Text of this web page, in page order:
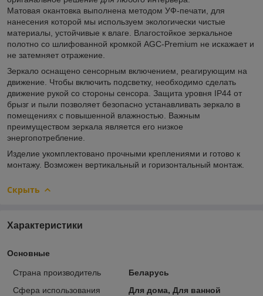
Матовая окантовка выполнена методом УФ-печати, для
нанесения которой мы используем экологически чистые
материалы, устойчивые к влаге. Влагостойкое зеркальное
полотно со шлифованной кромкой AGC-Premium не искажает и
не затемняет отражение.
Зеркало оснащено сенсорным включением, реагирующим на
движение. Чтобы включить подсветку, необходимо сделать
движение рукой со стороны сенсора. Защита уровня IP44 от
брызг и пыли позволяет безопасно устанавливать зеркало в
помещениях с повышенной влажностью. Важным
преимуществом зеркала является его низкое
энергопотребление.
Изделие укомплектовано прочными креплениями и готово к
монтажу. Возможен вертикальный и горизонтальный монтаж.
Скрыть
Характеристики
Основные
Страна производитель
Беларусь
Сфера использования
Для дома, Для ванной